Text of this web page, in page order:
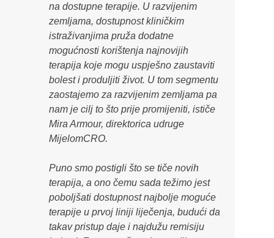
na dostupne terapije. U razvijenim
zemljama, dostupnost kliničkim
istraživanjima pruža dodatne
mogućnosti korištenja najnovijih
terapija koje mogu uspješno zaustaviti
bolest i produljiti život. U tom segmentu
zaostajemo za razvijenim zemljama pa
nam je cilj to što prije promijeniti, ističe
Mira Armour, direktorica udruge
MijelomCRO.
Puno smo postigli što se tiče novih
terapija, a ono čemu sada težimo jest
poboljšati dostupnost najbolje moguće
terapije u prvoj liniji liječenja, budući da
takav pristup daje i najdužu remisiju